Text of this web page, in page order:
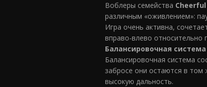
Воблеры семейства Cheerful
различным «оживлением»:
Игра очень активна,
вправо-влево относительно
Балансировочная
Балансировочная система
забросе они остаются в том
высокую дальность.